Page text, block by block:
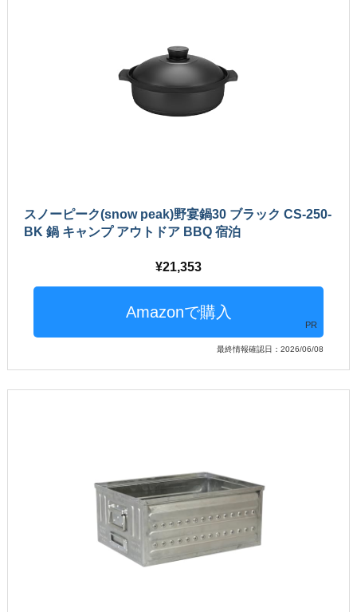
スノーピーク(snow peak)野宴鍋30 ブラック CS-250-
BK 鍋 キャンプ アウトドア BBQ 宿泊
21,353
PR
最終情報確認日：2026/06/08